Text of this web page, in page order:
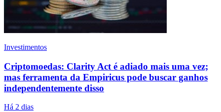
Investimentos
Criptomoedas: Clarity Act é adiado mais uma vez;
mas ferramenta da Empiricus pode buscar ganhos
independentemente disso
Há 2 dias